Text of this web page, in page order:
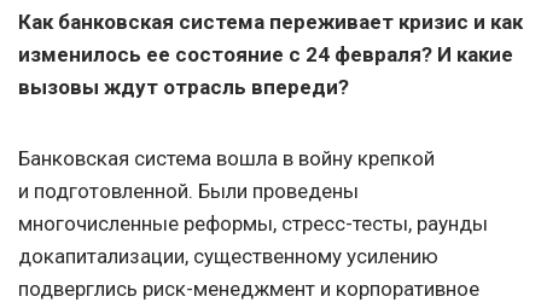
Как банковская система переживает кризис и как
изменилось ее состояние с 24 февраля? И какие
вызовы ждут отрасль впереди?
Банковская система вошла в войну крепкой
и подготовленной. Были проведены
многочисленные реформы, стресс-тесты, раунды
докапитализации, существенному усилению
подверглись риск-менеджмент и корпоративное